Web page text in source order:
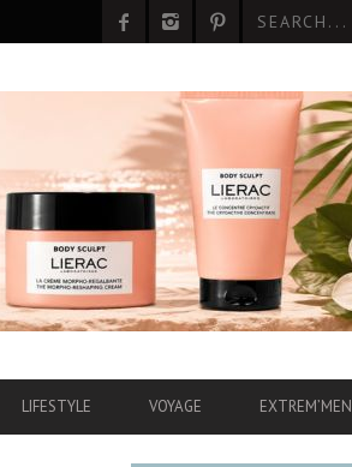
LIFESTYLE VOYAGE EXTREM’MEN